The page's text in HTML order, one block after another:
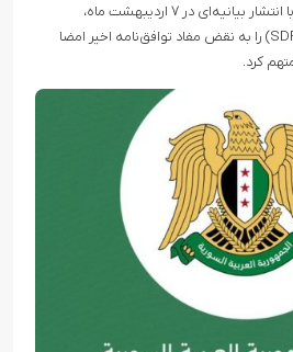
دفتر ریاست جمهوری سوریه با انتشار بیانیه‌ای در ۷ اردیبهشت ماه،
نیروهای دموکراتیک سوریه (SDF) را به نقض مفاد توافق‌نامه اخیر امضا
کرد.